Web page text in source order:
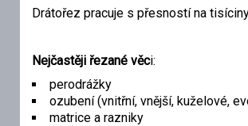
Drátořez pracuje s přesností na
Nejčastěji řezané věci:
perodrážky
ozubení (vnitřní, vnější, kuželové,
matrice a razniky